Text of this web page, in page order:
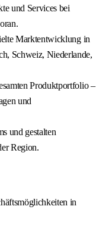
und Services bei
Marktentwicklung in
Schweiz, Niederlande,
Produktportfolio –
und
und gestalten
Region.
in